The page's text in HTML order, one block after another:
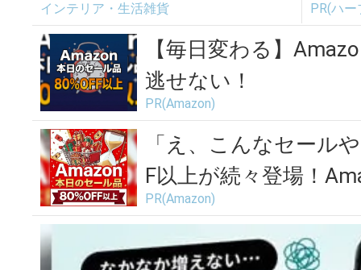
のキャンドルホルダーや
お香立て
インテリア・生活雑貨 PR(ハ
【毎日変わる】
逃せない！
PR(Amazon)
「え、こんなセール
F以上が続々登場！
PR(Amazon)